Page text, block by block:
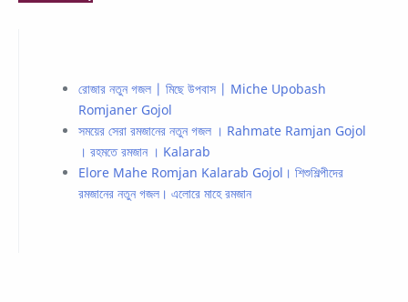
রোজার নতুন গজল | মিছে উপবাস | Miche Upobash
Romjaner Gojol
সময়ের সেরা রমজানের নতুন গজল । Rahmate Ramjan Gojol
। রহমতে রমজান । Kalarab
Elore Mahe Romjan Kalarab Gojol। শিশুশিল্পীদের
রমজানের নতুন গজল। এলোরে মাহে রমজান